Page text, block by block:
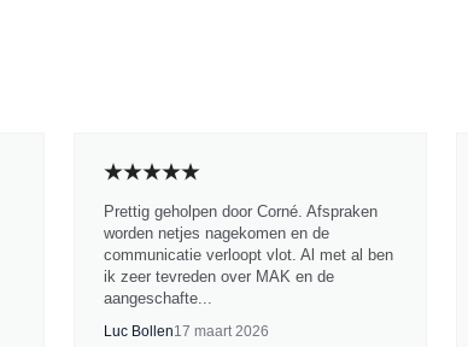
Prettig geholpen door Corné. Afspraken
worden netjes nagekomen en de
communicatie verloopt vlot. Al met al ben
ik zeer tevreden over MAK en de
aangeschafte...
Luc Bollen17 maart 2026